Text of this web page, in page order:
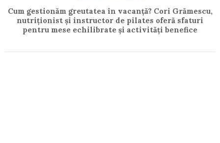
Cum gestionăm greutatea în vacanță? Cori Grămescu,
nutriționist și instructor de pilates oferă sfaturi
pentru mese echilibrate și activități benefice